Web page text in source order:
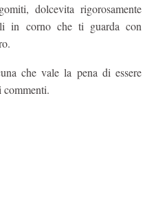
dolcevita rigorosamente
in corno che ti guarda con
che vale la pena di essere
commenti.